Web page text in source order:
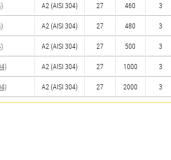
А2 (AISI 304) 27 460 3
А2 (AISI 304) 27 480 3
А2 (AISI 304) 27 500 3
А2 (AISI 304) 27 1000 3
А2 (AISI 304) 27 2000 3